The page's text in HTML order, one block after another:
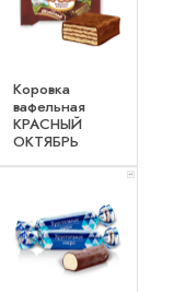
Коровка
вафельная
КРАСНЫЙ
ОКТЯБРЬ
x 1